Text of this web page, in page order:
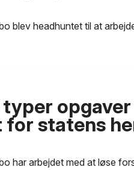
blev headhuntet til at
typer
statens
har arbejdet med at løse